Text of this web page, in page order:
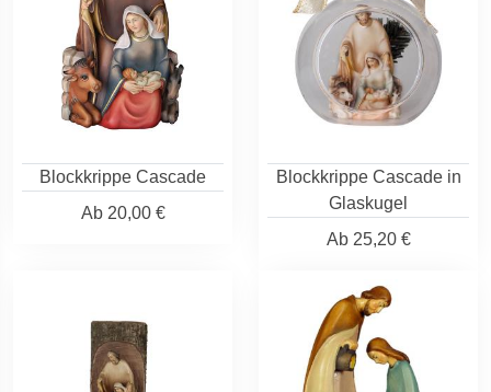
Blockkrippe Cascade
Ab20,00 €
Blockkrippe Cascade in
Glaskugel
Ab25,20 €